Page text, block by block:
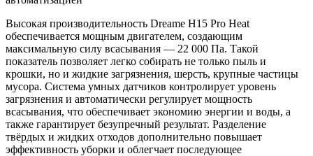
Высокая производительность Dreame H15 Pro Heat
обеспечивается мощным двигателем, создающим
максимальную силу всасывания — 22 000 Па. Такой
показатель позволяет легко собирать не только пыль и
крошки, но и жидкие загрязнения, шерсть, крупные частицы
мусора. Система умных датчиков контролирует уровень
загрязнения и автоматически регулирует мощность
всасывания, что обеспечивает экономию энергии и воды, а
также гарантирует безупречный результат. Разделение
твёрдых и жидких отходов дополнительно повышает
эффективность уборки и облегчает последующее